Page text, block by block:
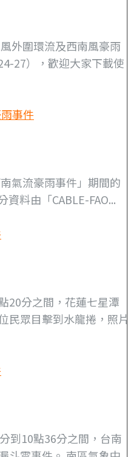
外圍環流及西南風豪雨
27），歡迎大家下載使
事件
氣流豪雨事件」期間的
料由「CABLE-FAO...
20分之間，花蓮七星潭
民眾目擊到水龍捲，照片
到10點36分之間，台南